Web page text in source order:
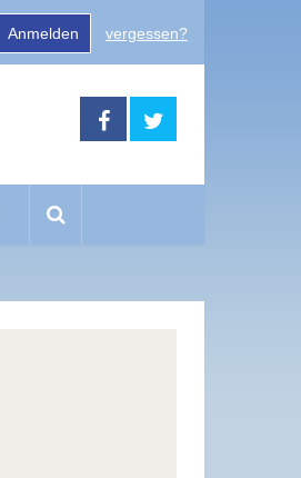
Anmelden vergessen?